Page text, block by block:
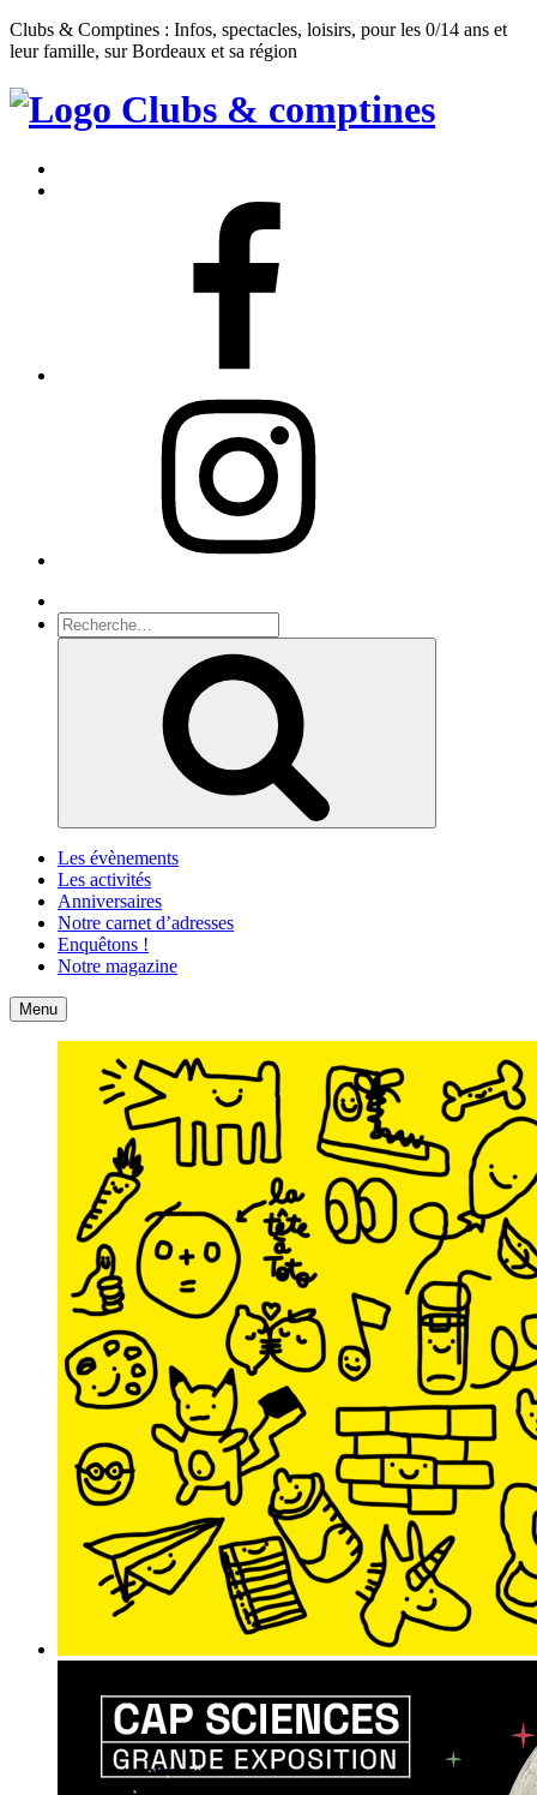
Clubs & Comptines : Infos, spectacles, loisirs, pour les 0/14 ans et
leur famille, sur Bordeaux et sa région
Clubs
Comptines
Recherche
pour
Les évènements
Les activités
Anniversaires
Notre carnet d’adresses
Enquêtons !
Notre magazine
Accueil
Menu Contact